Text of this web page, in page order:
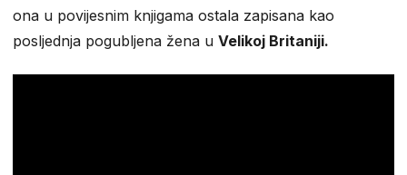
ona u povijesnim knjigama ostala zapisana kao
posljednja pogubljena žena u Velikoj Britaniji.